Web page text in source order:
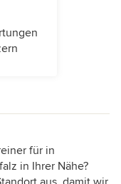
für in
in Ihrer Nähe?